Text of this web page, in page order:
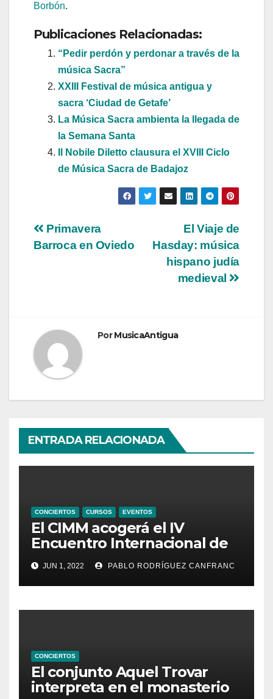
Borbón.
Publicaciones Relacionadas:
“Pedir perdón y perdonar a través de la
música Sacra”
XXIII Festival de música antigua y
sacra ‘Ciudad de Getafe’
La Música Sacra ambienta la llegada de
la Semana Santa
Il Nobile Diletto clausura el XVIII Ciclo
de Música Sacra de Badajoz
Navegación
El Viaje de
Hasday: música
hispano judía
medieval
Primavera
Barroca en Oviedo
PorMusicaAntigua
ENTRADA RELACIONADA
CONCIERTOS CURSOS EVENTOS
El CIMM acogerá el IV
Encuentro Internacional de
Ministriles
JUN 1, 2022 PABLO RODRÍGUEZ CANFRANC
CONCIERTOS
El conjunto Aquel Trovar
interpreta en el monasterio